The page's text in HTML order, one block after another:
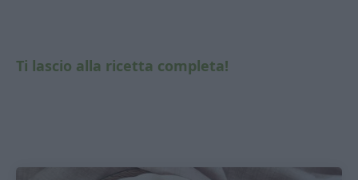
Ti lascio alla ricetta completa!